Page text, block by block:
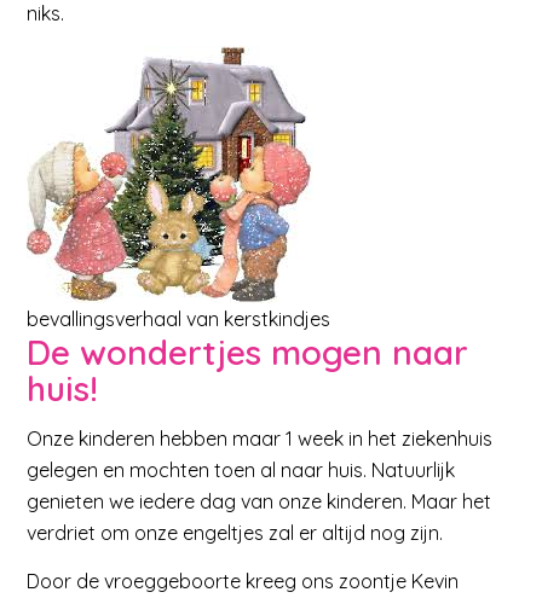
niks.
bevallingsverhaal van kerstkindjes
De wondertjes mogen naar
huis!
Onze kinderen hebben maar 1 week in het ziekenhuis
gelegen en mochten toen al naar huis. Natuurlijk
genieten we iedere dag van onze kinderen. Maar het
verdriet om onze engeltjes zal er altijd nog zijn.
Door de vroeggeboorte kreeg ons zoontje Kevin